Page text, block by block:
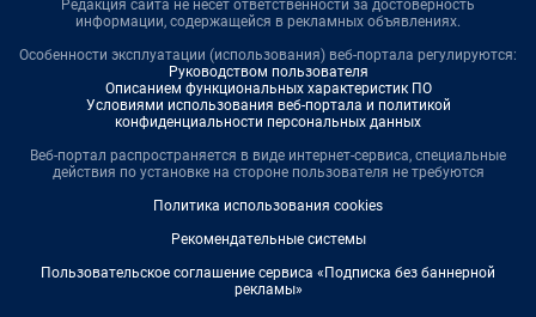
Редакция сайта не несет ответственности за достоверность
информации, содержащейся в рекламных объявлениях.
Особенности эксплуатации (использования) веб-портала регулируются:
Руководством пользователя
Описанием функциональных характеристик ПО
Условиями использования веб-портала и политикой
конфиденциальности персональных данных
Веб-портал распространяется в виде интернет-сервиса, специальные
действия по установке на стороне пользователя не требуются
Политика использования cookies
Рекомендательные системы
Пользовательское соглашение сервиса «Подписка без баннерной
рекламы»